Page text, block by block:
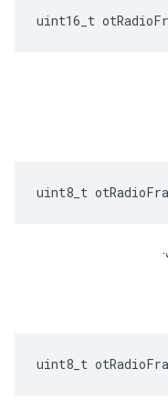
uint16_t
uint8_t
uint8_t